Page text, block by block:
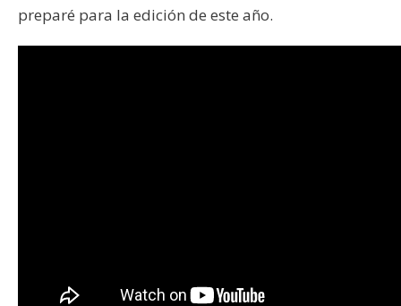
preparé para la edición de este año.